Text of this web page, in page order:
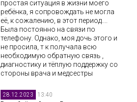
простая ситуация в жизни моего
ребёнка, я сопровождать не могла
её, к сожалению, в этот период....
Была постоянно на связи по
телефону. Однако, моя дочь этого и
не просила, т к получала всю
необходимую обратную связь ,
диагностику и тёплую поддержку со
стороны врача и медсестры
28.12.2023 13:40